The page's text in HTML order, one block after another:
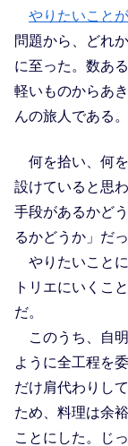
やりたいこと
問題から、どれ
に至った。数あ
軽いものからあ
んの旅人である。
何を拾い、何
設けていると思
手段があるかど
るかどうか」だっ
やりたいこと
トリエにいくこ
だ。
このうち、自
ように全工程を
だけ肩代わりし
ため、料理は余
ことにした。じ